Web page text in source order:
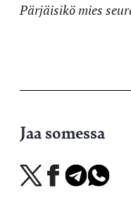
Pärjäisikö mies
Jaa somessa
Jaa
X-
Jaa
Facebookissa
Jaa
Telegramissa
Jaa